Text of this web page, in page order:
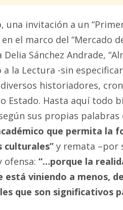
invitación a un
el marco del “Mercado
Sánchez Andrade,
la Lectura -sin
historiadores,
Estado. Hasta aquí todo
sus propias palabras
que permita la
culturales” y remata –por
ofensa: “…porque la
viniendo a menos,
que son significativos